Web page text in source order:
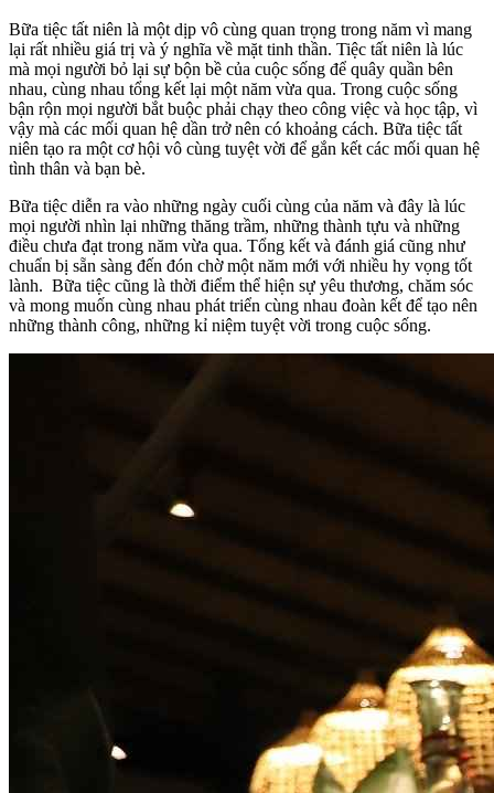
Bữa tiệc tất niên là một dịp vô cùng quan trọng trong năm vì mang
lại rất nhiều giá trị và ý nghĩa về mặt tinh thần. Tiệc tất niên là lúc
mà mọi người bỏ lại sự bộn bề của cuộc sống để quây quần bên
nhau, cùng nhau tổng kết lại một năm vừa qua. Trong cuộc sống
bận rộn mọi người bắt buộc phải chạy theo công việc và học tập, vì
vậy mà các mối quan hệ dần trở nên có khoảng cách. Bữa tiệc tất
niên tạo ra một cơ hội vô cùng tuyệt vời để gắn kết các mối quan hệ
tình thân và bạn bè.
Bữa tiệc diễn ra vào những ngày cuối cùng của năm và đây là lúc
mọi người nhìn lại những thăng trầm, những thành tựu và những
điều chưa đạt trong năm vừa qua. Tổng kết và đánh giá cũng như
chuẩn bị sẵn sàng đến đón chờ một năm mới với nhiều hy vọng tốt
lành. Bữa tiệc cũng là thời điểm thể hiện sự yêu thương, chăm sóc
và mong muốn cùng nhau phát triển cùng nhau đoàn kết để tạo nên
những thành công, những kỉ niệm tuyệt vời trong cuộc sống.